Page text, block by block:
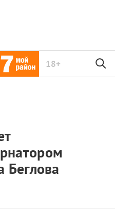
18+
Беглова